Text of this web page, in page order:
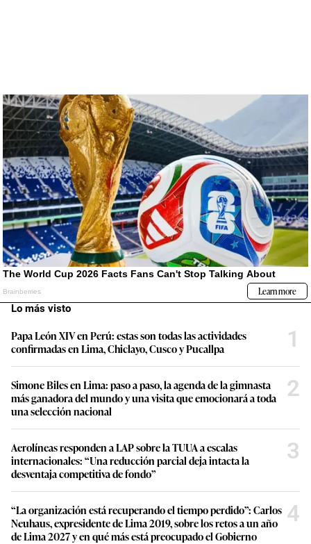
Lo más visto
Papa León XIV en Perú: estas son todas las actividades
confirmadas en Lima, Chiclayo, Cusco y Pucallpa
1
Simone Biles en Lima: paso a paso, la agenda de la gimnasta
más ganadora del mundo y una visita que emocionará a toda
una selección nacional
2
Aerolíneas responden a LAP sobre la TUUA a escalas
internacionales: “Una reducción parcial deja intacta la
desventaja competitiva de fondo”
3
“La organización está recuperando el tiempo perdido”: Carlos
Neuhaus, expresidente de Lima 2019, sobre los retos a un año
de Lima 2027 y en qué más está preocupado el Gobierno
4